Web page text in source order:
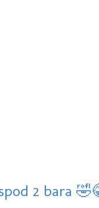
2 bara